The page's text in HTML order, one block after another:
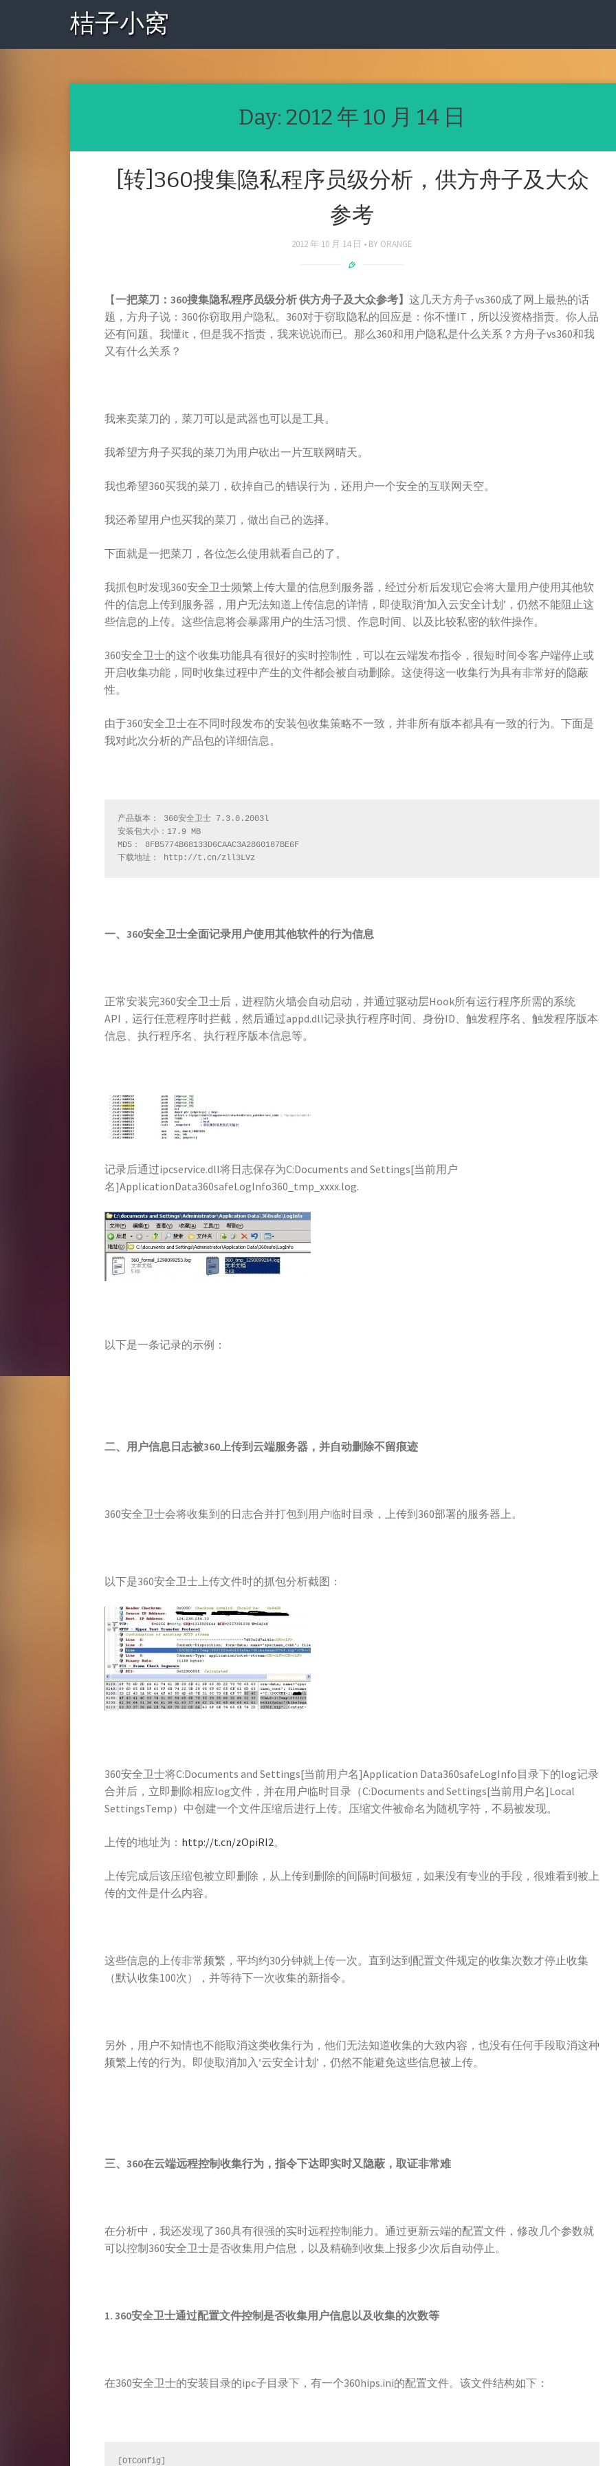
桔子小窝
Day: 2012 年 10 月 14 日
[转]360搜集隐私程序员级分析，供方舟子及大众
参考
2012 年 10 月 14 日 BY ORANGE
【一把菜刀：360搜集隐私程序员级分析 供方舟子及大众参考】 这几天方舟子vs360成了网上最热的话
题，方舟子说：360你窃取用户隐私。360对于窃取隐私的回应是：你不懂IT，所以没资格指责。你人品
还有问题。我懂it，但是我不指责，我来说说而已。那么360和用户隐私是什么关系？方舟子vs360和我
又有什么关系？
我来卖菜刀的，菜刀可以是武器也可以是工具。
我希望方舟子买我的菜刀为用户砍出一片互联网晴天。
我也希望360买我的菜刀，砍掉自己的错误行为，还用户一个安全的互联网天空。
我还希望用户也买我的菜刀，做出自己的选择。
下面就是一把菜刀，各位怎么使用就看自己的了。
我抓包时发现360安全卫士频繁上传大量的信息到服务器，经过分析后发现它会将大量用户使用其他软
件的信息上传到服务器，用户无法知道上传信息的详情，即使取消‘加入云安全计划’，仍然不能阻止这
些信息的上传。这些信息将会暴露用户的生活习惯、作息时间、以及比较私密的软件操作。
360安全卫士的这个收集功能具有很好的实时控制性，可以在云端发布指令，很短时间令客户端停止或
开启收集功能，同时收集过程中产生的文件都会被自动删除。这使得这一收集行为具有非常好的隐蔽
性。
由于360安全卫士在不同时段发布的安装包收集策略不一致，并非所有版本都具有一致的行为。下面是
我对此次分析的产品包的详细信息。
产品版本： 360安全卫士 7.3.0.2003l
安装包大小：17.9 MB
MD5： 8FB5774B68133D6CAAC3A2860187BE6F
下载地址： http://t.cn/zll3LVz
一、 360安全卫士全面记录用户使用其他软件的行为信息
正常安装完360安全卫士后，进程防火墙会自动启动，并通过驱动层Hook所有运行程序所需的系统
API，运行任意程序时拦截，然后通过appd.dll记录执行程序时间、身份ID、触发程序名、触发程序版本
信息、执行程序名、执行程序版本信息等。
记录后通过ipcservice.dll将日志保存为C:Documents and Settings[当前用户
名]ApplicationData360safeLogInfo360_tmp_xxxx.log.
以下是一条记录的示例：
二、 用户信息日志被360 上传到云端服务器，并自动删除不留痕迹
360安全卫士会将收集到的日志合并打包到用户临时目录，上传到360部署的服务器上。
以下是360安全卫士上传文件时的抓包分析截图：
360安全卫士将C:Documents and Settings[当前用户名]Application Data360safeLogInfo目录下的log记录
合并后，立即删除相应log文件，并在用户临时目录（C:Documents and Settings[当前用户名]Local
SettingsTemp）中创建一个文件压缩后进行上传。压缩文件被命名为随机字符，不易被发现。
上传的地址为： http://t.cn/zOpiRl2。
上传完成后该压缩包被立即删除，从上传到删除的间隔时间极短，如果没有专业的手段，很难看到被上
传的文件是什么内容。
这些信息的上传非常频繁，平均约30分钟就上传一次。直到达到配置文件规定的收集次数才停止收集
（默认收集100次），并等待下一次收集的新指令。
另外，用户不知情也不能取消这类收集行为，他们无法知道收集的大致内容，也没有任何手段取消这种
频繁上传的行为。即使取消加入‘云安全计划’，仍然不能避免这些信息被上传。
三、 360在云端远程控制收集行为，指令下达即实时又隐蔽，取证非常难
在分析中，我还发现了360具有很强的实时远程控制能力。通过更新云端的配置文件，修改几个参数就
可以控制360安全卫士是否收集用户信息，以及精确到收集上报多少次后自动停止。
1. 360安全卫士通过配置文件控制是否收集用户信息以及收集的次数等
在360安全卫士的安装目录的ipc子目录下，有一个360hips.ini的配置文件。该文件结构如下：
[OTConfig]